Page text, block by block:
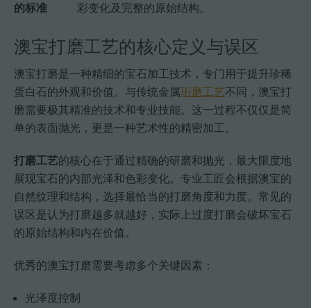
的标准
彩变化及完整的原始结构。
澳宝打磨工艺的核心定义与误区
澳宝打磨是一种精细的宝石加工技术，专门用于提升珍稀
蛋白石的外观和价值。与传统金属珩磨工艺不同，澳宝打
磨需要极其精准的技术和专业技能。这一过程不仅仅是简
单的表面抛光，更是一种艺术性的精密加工。
打磨工艺的核心在于通过精确的研磨和抛光，最大限度地
展现宝石的内部光泽和色彩变化。专业工匠会根据澳宝的
自然纹理和结构，选择最恰当的打磨角度和力度。常见的
误区是认为打磨越多就越好，实际上过度打磨会破坏宝石
的原始结构和内在价值。
优秀的澳宝打磨需要考虑多个关键因素：
光泽度控制